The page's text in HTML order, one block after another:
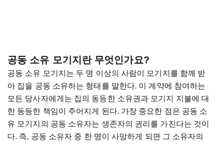
공동 소유 모기지란 무엇인가요?
공동 소유 모기지는 두 명 이상의 사람이 모기지를 함께 받
아 집을 공동 소유하는 형태를 말한다. 이 계약에 참여하는
모든 당사자에게는 집의 동등한 소유권과 모기지 지불에 대
한 동등한 책임이 주어지게 된다. 가장 중요한 점은 공동 소
유 모기지의 공동 소유자는 생존자의 권리를 가진다는 것이
다. 즉, 공동 소유자 중 한 명이 사망하게 되면 그 소유자의